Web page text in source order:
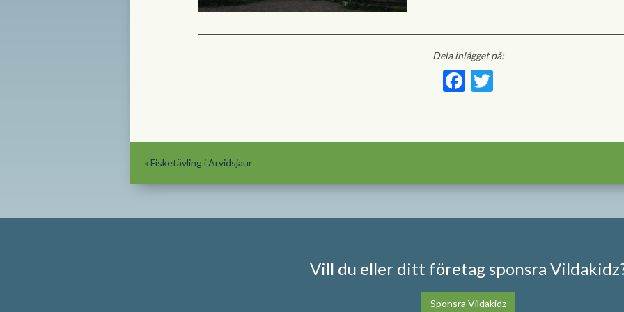
Dela inlägget på:
Facebook
« Fisketävling i Arvidsjaur
Vill du eller ditt företag sponsra
Sponsra Vildakidz